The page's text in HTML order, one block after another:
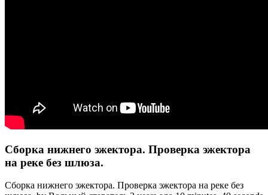
Сборка нижнего эжектора. Проверка эжектора
на реке без шлюза.
Сборка нижнего эжектора. Проверка эжектора на реке без